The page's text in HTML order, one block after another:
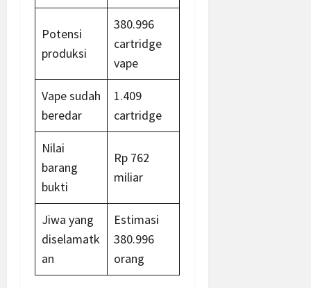
Potensi
produksi
380.996
cartridge
vape
Vape sudah
beredar
1.409
cartridge
Nilai
barang
bukti
Rp 762
miliar
Jiwa yang
diselamatk
an
Estimasi
380.996
orang